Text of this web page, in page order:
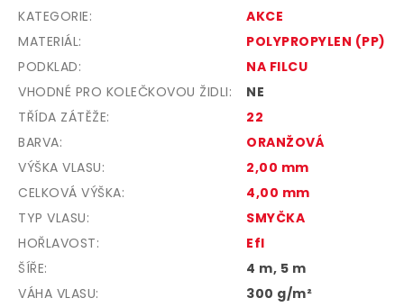
KATEGORIE:
AKCE
MATERIÁL:
POLYPROPYLEN (PP)
PODKLAD:
NA FILCU
VHODNÉ PRO KOLEČKOVOU ŽIDLI:
NE
TŘÍDA ZÁTĚŽE:
22
BARVA:
ORANŽOVÁ
VÝŠKA VLASU:
2,00 mm
CELKOVÁ VÝŠKA:
4,00 mm
TYP VLASU:
SMYČKA
HOŘLAVOST:
Efl
ŠÍŘE:
4 m, 5 m
VÁHA VLASU:
300 g/m²